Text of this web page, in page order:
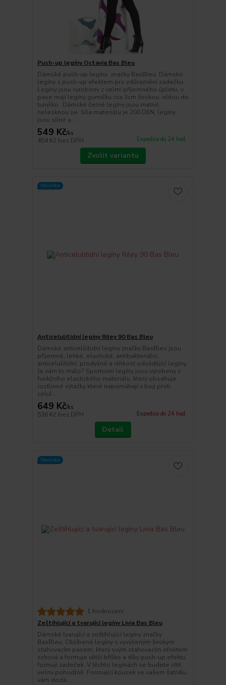
Push-up legíny Octavia Bas Bleu
Dámské push-up legíny značky BasBleu. Dámské
legíny s push-up efektem pro zdůraznění zadečku.
Legíny jsou vyrobeny z velmi příjemného úpletu, v
pase mají legíny gumičku cca 3cm širokou, všitou do
tunýlku. Dámské černé legíny jsou matné,
nelesknou se. Síla materiálu je 200 DEN, legíny
jsou silné a ...
549 Kč/ks
454 Kč bez DPH Expedice do 24 hod.
Zvolit variantu
Novinka
Anticelulitidní legíny Riley 90 Bas Bleu
Dámské anticelilitidní legíny značky BasBleu jsou
příjemné, lehké, elastické, antibakteriální,
anticelulitidní, prodyšné a vlhkost odvádějící legíny.
Je vám to málo? Sportovní legíny jsou vyrobeny z
funkčního elastického materiálu, který obsahuje
rostlinné výtažky které napomáhají v boji proti
celul...
649 Kč/ks
536 Kč bez DPH Expedice do 24 hod.
Detail
Novinka
1 hodnocení
Zeštíhlující a tvarující legíny Livia Bas Bleu
Dámské tvarující a zeštíhlující legíny značky
BasBleu. Oblíbené legíny s vyvýšeným širokým
stahovacím pasem, který svým stahovacím efektem
schová a formuje větší bříško a díky push-up efektu
formují zadeček. V těchto legínách se budete cítit
velmi pohodlně. Formující kousek ve vašem šatníku
vám dodá...